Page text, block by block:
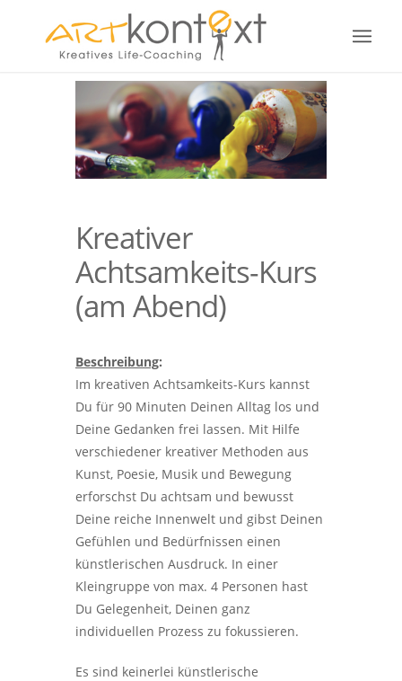
Kreativer
Achtsamkeits-Kurs
(am Abend)
Beschreibung:
Im kreativen Achtsamkeits-Kurs kannst
Du für 90 Minuten Deinen Alltag los und
Deine Gedanken frei lassen. Mit Hilfe
verschiedener kreativer Methoden aus
Kunst, Poesie, Musik und Bewegung
erforschst Du achtsam und bewusst
Deine reiche Innenwelt und gibst Deinen
Gefühlen und Bedürfnissen einen
künstlerischen Ausdruck. In einer
Kleingruppe von max. 4 Personen hast
Du Gelegenheit, Deinen ganz
individuellen Prozess zu fokussieren.
Es sind keinerlei künstlerische